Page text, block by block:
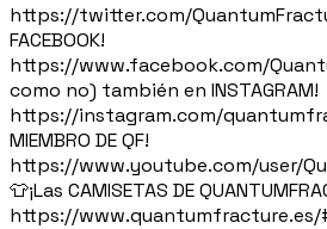
https://twitter.com/
FACEBOOK!
https://www.facebook.com/
como no) también en INSTAGRAM!
https://instagram.com/
MIEMBRO DE QF!
https://www.youtube.com/user/
👕¡Las CAMISETAS DE
https://www.quantumfracture.es/